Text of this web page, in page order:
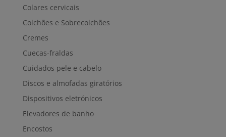
Colares cervicais
Colchões e Sobrecolchões
Cremes
Cuecas-fraldas
Cuidados pele e cabelo
Discos e almofadas giratórios
Dispositivos eletrónicos
Elevadores de banho
Encostos